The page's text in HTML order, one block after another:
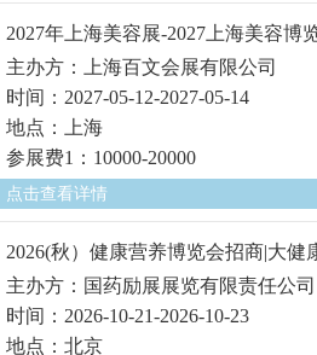
2027年上海美容展-2027上海美容博
主办方：上海百文会展有限公司
时间：2027-05-12-2027-05-14
地点：上海
参展费1：10000-20000
点击查看详情
2026(秋）健康营养博览会招商|大健
主办方：国药励展展览有限责任公司
时间：2026-10-21-2026-10-23
地点：北京